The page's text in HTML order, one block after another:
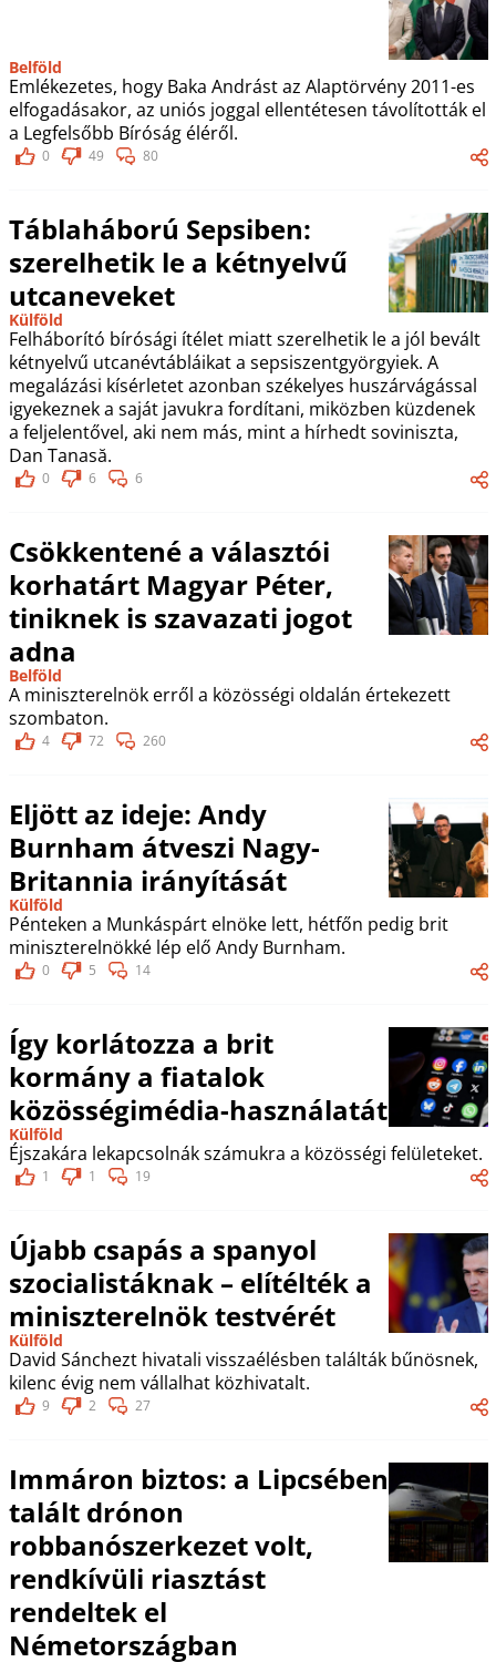
Belföld
Emlékezetes, hogy Baka Andrást az Alaptörvény 2011-es
elfogadásakor, az uniós joggal ellentétesen távolították el
a Legfelsőbb Bíróság éléről.
0 49 80
Táblaháború Sepsiben:
szerelhetik le a kétnyelvű
utcaneveket
Külföld
Felháborító bírósági ítélet miatt szerelhetik le a jól bevált
kétnyelvű utcanévtábláikat a sepsiszentgyörgyiek. A
megalázási kísérletet azonban székelyes huszárvágással
igyekeznek a saját javukra fordítani, miközben küzdenek
a feljelentővel, aki nem más, mint a hírhedt soviniszta,
Dan Tanasă.
0 6 6
Csökkentené a választói
korhatárt Magyar Péter,
tiniknek is szavazati jogot
adna
Belföld
A miniszterelnök erről a közösségi oldalán értekezett
szombaton.
4 72 260
Eljött az ideje: Andy
Burnham átveszi Nagy-
Britannia irányítását
Külföld
Pénteken a Munkáspárt elnöke lett, hétfőn pedig brit
miniszterelnökké lép elő Andy Burnham.
0 5 14
Így korlátozza a brit
kormány a fiatalok
közösségimédia-használatát
Külföld
Éjszakára lekapcsolnák számukra a közösségi felületeket.
1 1 19
Újabb csapás a spanyol
szocialistáknak – elítélték a
miniszterelnök testvérét
Külföld
David Sánchezt hivatali visszaélésben találták bűnösnek,
kilenc évig nem vállalhat közhivatalt.
9 2 27
Immáron biztos: a Lipcsében
talált drónon
robbanószerkezet volt,
rendkívüli riasztást
rendeltek el
Németországban